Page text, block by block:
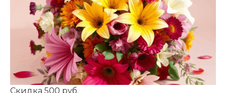
Скидка 500 руб.